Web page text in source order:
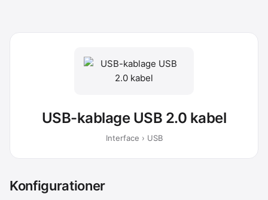
USB-kablage USB 2.0 kabel
Interface › USB
Konfigurationer